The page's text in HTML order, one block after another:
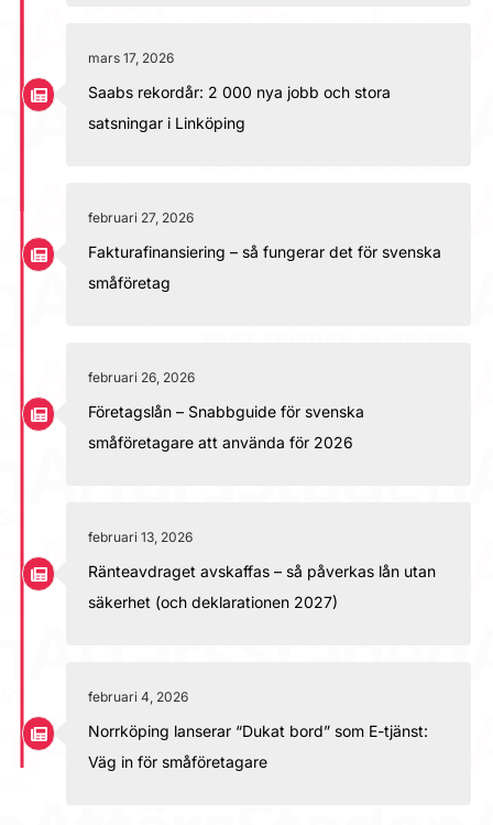
mars 17, 2026
Saabs rekordår: 2 000 nya jobb och stora
satsningar i Linköping
februari 27, 2026
Fakturafinansiering – så fungerar det för svenska
småföretag
februari 26, 2026
Företagslån – Snabbguide för svenska
småföretagare att använda för 2026
februari 13, 2026
Ränteavdraget avskaffas – så påverkas lån utan
säkerhet (och deklarationen 2027)
februari 4, 2026
Norrköping lanserar “Dukat bord” som E-tjänst:
Väg in för småföretagare